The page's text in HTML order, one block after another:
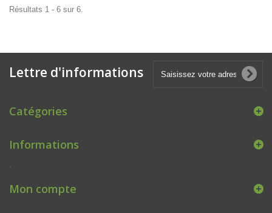
Résultats 1 - 6 sur 6.
Lettre d'informations
Catégories
Informations
.
Mon compte